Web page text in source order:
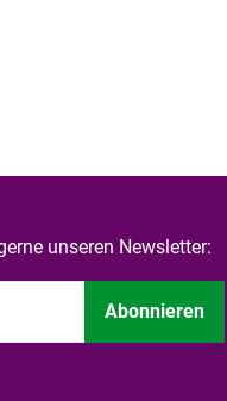
unseren Newsletter:
Abonnieren